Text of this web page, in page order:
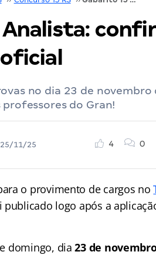
Analista:
no dia 23 de
do Gran!
25/11/25
4 0
o provimento de cargos no
publicado logo após a
domingo, dia23 de